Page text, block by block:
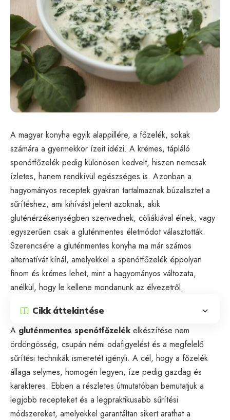
A magyar konyha egyik alappillére, a főzelék, sokak
számára a gyermekkor ízeit idézi. A krémes, tápláló
spenótfőzelék pedig különösen kedvelt, hiszen nemcsak
ízletes, hanem rendkívül egészséges is. Azonban a
hagyományos receptek gyakran tartalmaznak búzalisztet a
sűrítéshez, ami kihívást jelent azoknak, akik
gluténérzékenységben szenvednek, cöliákiával élnek, vagy
egyszerűen csak a gluténmentes életmódot választották.
Szerencsére a gluténmentes konyha ma már számos
alternatívát kínál, amelyekkel a spenótfőzelék éppolyan
finom és krémes lehet, mint a hagyományos változata,
anélkül, hogy le kellene mondanunk az élvezetről.
Cikk áttekintése
A gluténmentes spenótfőzelék elkészítése nem
ördöngösség, csupán némi odafigyelést és a megfelelő
sűrítési technikák ismeretét igényli. A cél, hogy a főzelék
állaga selymes, homogén legyen, íze pedig gazdag és
karakteres. Ebben a részletes útmutatóban bemutatjuk a
legjobb recepteket és a legpraktikusabb sűrítési
módszereket, amelyekkel garantáltan sikert arathat a